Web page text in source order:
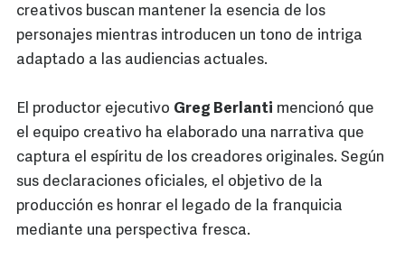
creativos buscan mantener la esencia de los
personajes mientras introducen un tono de intriga
adaptado a las audiencias actuales.
El productor ejecutivo Greg Berlanti mencionó que
el equipo creativo ha elaborado una narrativa que
captura el espíritu de los creadores originales. Según
sus declaraciones oficiales, el objetivo de la
producción es honrar el legado de la franquicia
mediante una perspectiva fresca.